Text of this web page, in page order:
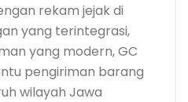
rekam jejak di
yang terintegrasi,
yang modern, GC
pengiriman barang
wilayah Jawa